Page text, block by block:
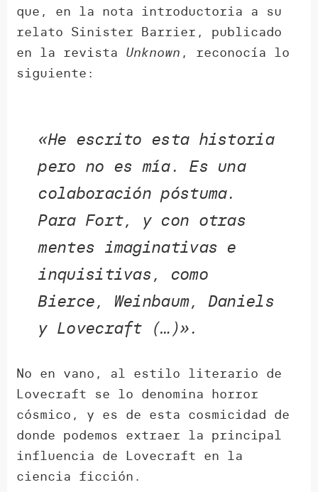
que, en la nota introductoria a su
relato Sinister Barrier, publicado
en la revista Unknown , reconocía lo
siguiente:
«He escrito esta historia
pero no es mía. Es una
colaboración póstuma.
Para Fort, y con otras
mentes imaginativas e
inquisitivas, como
Bierce, Weinbaum, Daniels
y Lovecraft (…)».
No en vano, al estilo literario de
Lovecraft se lo denomina horror
cósmico, y es de esta cosmicidad de
donde podemos extraer la principal
influencia de Lovecraft en la
ciencia ficción.